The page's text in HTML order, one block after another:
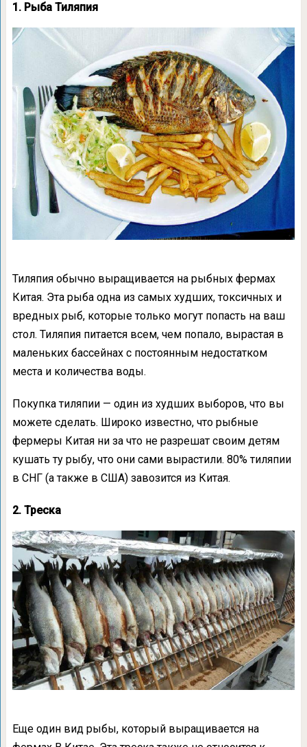
1. Рыба Тиляпия
Тиляпия обычно выращивается на рыбных фермах
Китая. Эта рыба одна из самых худших, токсичных и
вредных рыб, которые только могут попасть на ваш
стол. Тиляпия питается всем, чем попало, вырастая в
маленьких бассейнах с постоянным недостатком
места и количества воды.
Покупка тиляпии — один из худших выборов, что вы
можете сделать. Широко известно, что рыбные
фермеры Китая ни за что не разрешат своим детям
кушать ту рыбу, что они сами вырастили. 80% тиляпии
в СНГ (а также в США) завозится из Китая.
2. Треска
Еще один вид рыбы, который выращивается на